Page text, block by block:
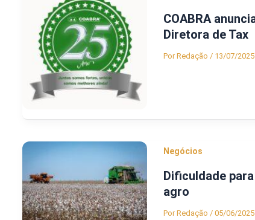
COABRA
Diretora de Tax
PorRedação / 13/07/2025
Negócios
Dificuldade
agro
PorRedação / 05/06/2025